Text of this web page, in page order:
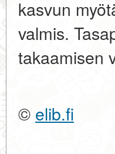
kasvun
valmis.
takaamisen
© elib.fi